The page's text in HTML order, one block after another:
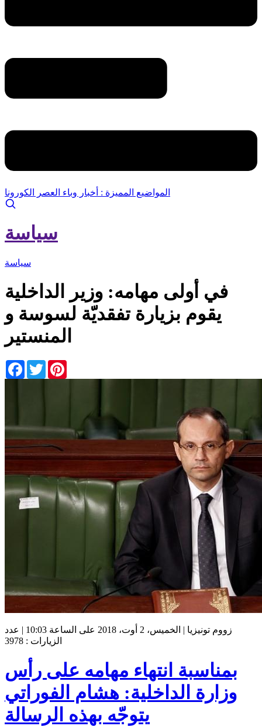
المواضيع المميزة : أخبار وباء العصر الكورونا
سياسة
سياسة
في أولى مهامه: وزير الداخلية
يقوم بزيارة تفقديّة لسوسة و
المنستير
Facebook
Twitter
زووم تونيزيا | الخميس، 2 أوت، 2018 على الساعة 10:03 | عدد
الزيارات : 3978
بمناسبة انتهاء مهامه على رأس
وزارة الداخلية: هشام الفوراتي
يتوجّه بهذه الرسالة